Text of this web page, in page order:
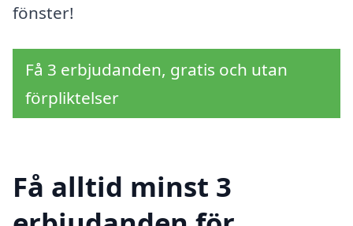
fönster!
Få 3 erbjudanden, gratis och utan
förpliktelser
Få alltid minst 3